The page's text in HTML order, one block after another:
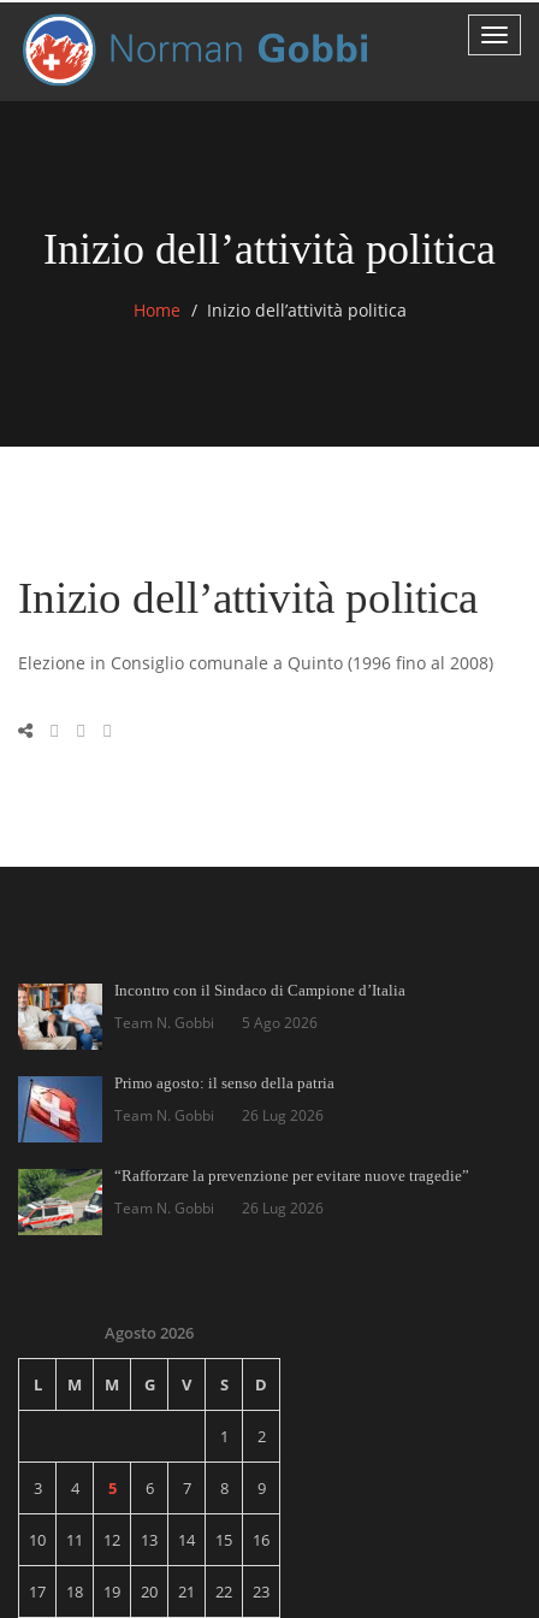
Inizio dell’attività politica
Home Inizio dell’attività politica
Inizio dell’attività politica
Elezione in Consiglio comunale a Quinto (1996 fino al 2008)
Incontro con il Sindaco di Campione d’Italia
Team N. Gobbi 5 Ago 2026
Primo agosto: il senso della patria
Team N. Gobbi 26 Lug 2026
“Rafforzare la prevenzione per evitare nuove tragedie”
Team N. Gobbi 26 Lug 2026
Agosto 2026
L M M G V S D
1 2
3 4 5 6 7 8 9
10 11 12 13 14 15 16
17 18 19 20 21 22 23